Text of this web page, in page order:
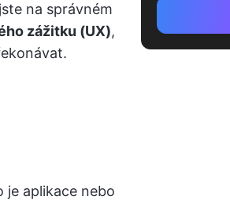
na správném
zážitku (UX),
je aplikace nebo